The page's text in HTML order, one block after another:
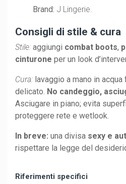
Brand: J Lingerie.
Consigli di stile & cura
Stile: aggiungi combat boots,
cinturone per un look
Cura: lavaggio a mano in
delicato. No candeggio,
Asciugare in piano; evita
proteggere rete e wetlook.
In breve: una divisa sexy e
rispettare la legge del
Riferimenti specifici